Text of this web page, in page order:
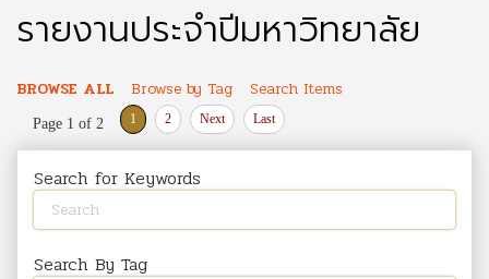
รายงานประจำปีมหาวิทยาลัย
BROWSE ALL Browse by Tag Search Items
Page 1 of 2 1 2 Next Last
Search for Keywords
Search By Tag